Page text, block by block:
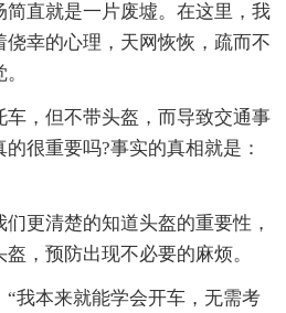
直就是一片废墟。在这里，我
幸的心理，天网恢恢，疏而不
车，但不带头盔，而导致交通事
很重要吗?事实的真相就是：
更清楚的知道头盔的重要性，
，预防出现不必要的麻烦。
我本来就能学会开车，无需考